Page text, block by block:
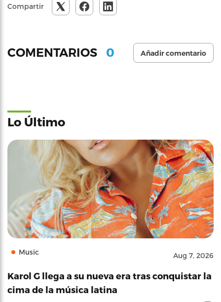
Compartir
COMENTARIOS 0 Añadir comentario
Lo Último
Music Aug 7, 2026
Karol G llega a su nueva era tras conquistar la
cima de la música latina